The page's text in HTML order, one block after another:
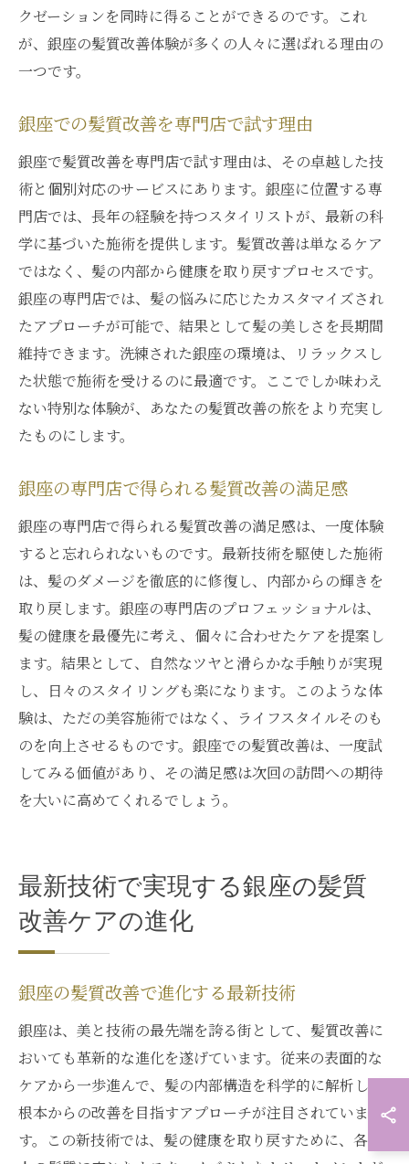
クゼーションを同時に得ることができるのです。これ
が、銀座の髪質改善体験が多くの人々に選ばれる理由の
一つです。
銀座での髪質改善を専門店で試す理由
銀座で髪質改善を専門店で試す理由は、その卓越した技
術と個別対応のサービスにあります。銀座に位置する専
門店では、長年の経験を持つスタイリストが、最新の科
学に基づいた施術を提供します。髪質改善は単なるケア
ではなく、髪の内部から健康を取り戻すプロセスです。
銀座の専門店では、髪の悩みに応じたカスタマイズされ
たアプローチが可能で、結果として髪の美しさを長期間
維持できます。洗練された銀座の環境は、リラックスし
た状態で施術を受けるのに最適です。ここでしか味わえ
ない特別な体験が、あなたの髪質改善の旅をより充実し
たものにします。
銀座の専門店で得られる髪質改善の満足感
銀座の専門店で得られる髪質改善の満足感は、一度体験
すると忘れられないものです。最新技術を駆使した施術
は、髪のダメージを徹底的に修復し、内部からの輝きを
取り戻します。銀座の専門店のプロフェッショナルは、
髪の健康を最優先に考え、個々に合わせたケアを提案し
ます。結果として、自然なツヤと滑らかな手触りが実現
し、日々のスタイリングも楽になります。このような体
験は、ただの美容施術ではなく、ライフスタイルそのも
のを向上させるものです。銀座での髪質改善は、一度試
してみる価値があり、その満足感は次回の訪問への期待
を大いに高めてくれるでしょう。
最新技術で実現する銀座の髪質
改善ケアの進化
銀座の髪質改善で進化する最新技術
銀座は、美と技術の最先端を誇る街として、髪質改善に
おいても革新的な進化を遂げています。従来の表面的な
ケアから一歩進んで、髪の内部構造を科学的に解析し、
根本からの改善を目指すアプローチが注目されていま
す。この新技術では、髪の健康を取り戻すために、各個